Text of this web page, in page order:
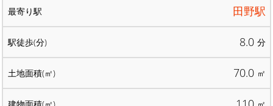
田野駅
8.0 分
70.0 ㎡